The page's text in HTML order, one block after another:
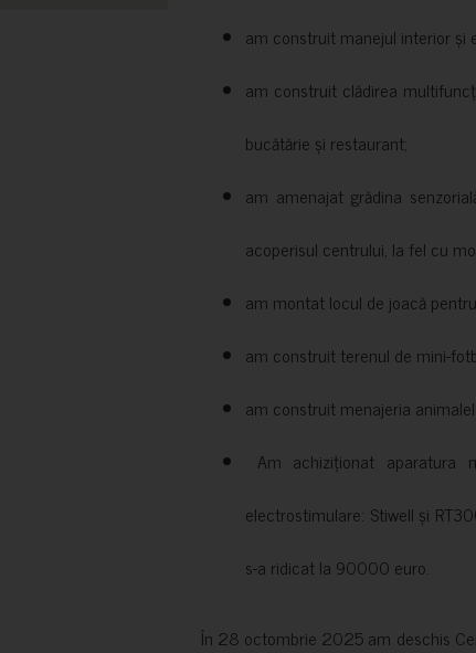
am construit manejul interior și
am construit clădirea
bucătărie și restaurant;
am amenajat grădina
acoperisul centrului, la fel cu
am montat locul de joacă
am construit terenul de mini-
am construit menajeria
Am achiziționat aparatura
electrostimulare: Stiwell și
s-a ridicat la 90000 euro.
În 28 octombrie 2025 am deschis